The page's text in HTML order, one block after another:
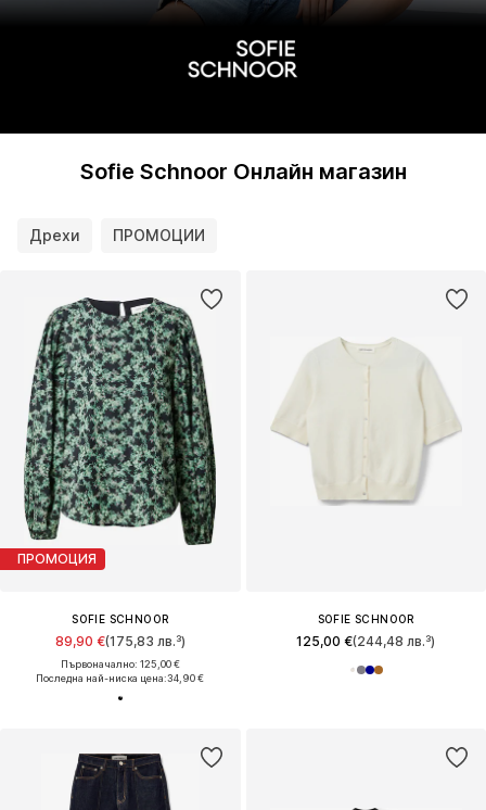
Sofie Schnoor Онлайн магазин
Дрехи ПРОМОЦИИ
ПРОМОЦИЯ
SOFIE SCHNOOR
89,90 €(175,83 лв.³)
Първоначално: 125,00 €
Последна най-ниска цена:34,90 €
SOFIE SCHNOOR
125,00 €(244,48 лв.³)